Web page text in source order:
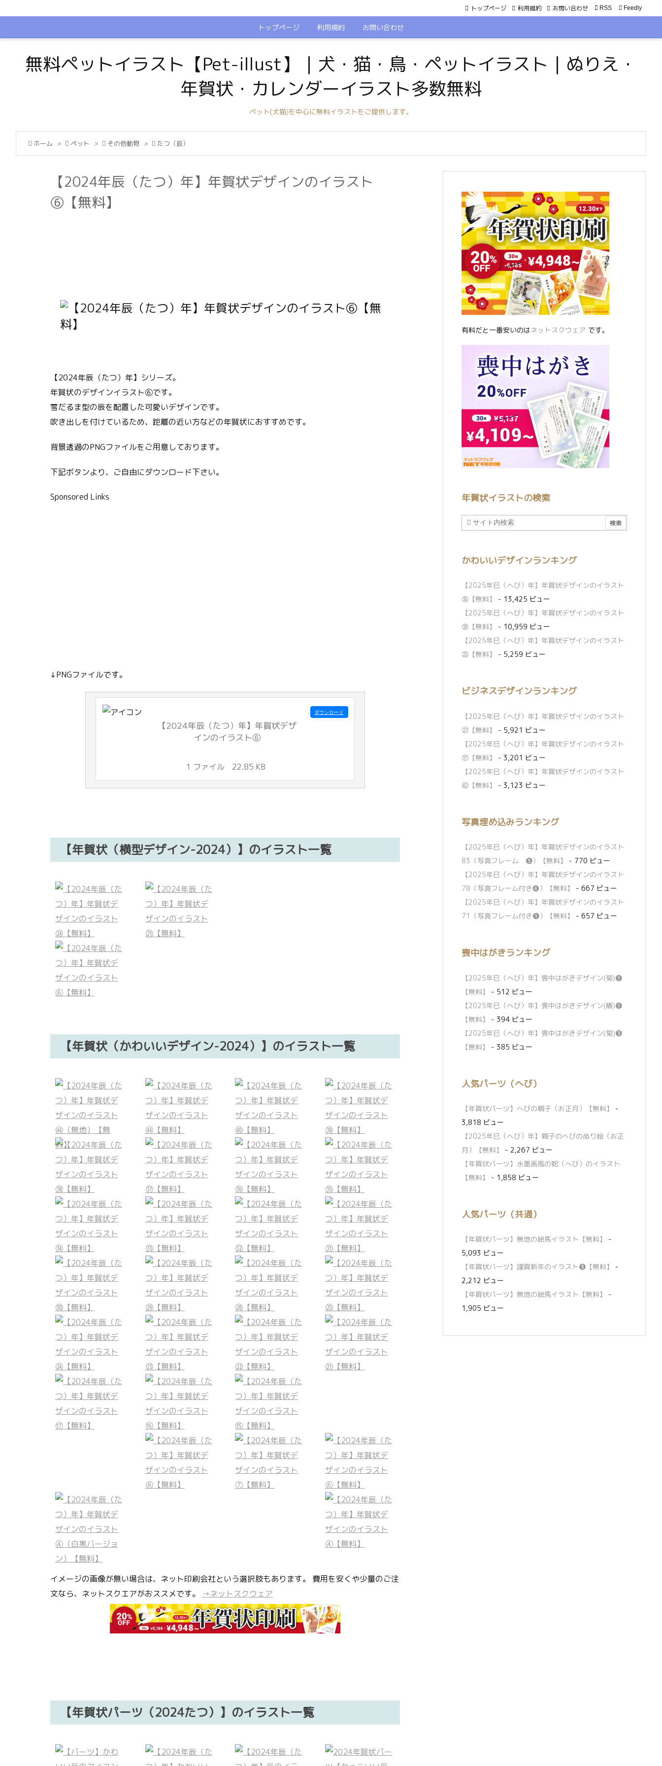
トップページ 利用規約 お問い合わせ
トップページ 利用規約 お問い合わせ  RSS Feedly
無料ペットイラスト【Pet-illust】｜犬・猫・鳥・ペットイラスト｜ぬりえ・
年賀状・カレンダーイラスト多数無料
ペット(犬猫)を中心に無料イラストをご提供します。
 ホーム >  ペット >  その他動物 >  たつ（辰）
【2024年辰（たつ）年】年賀状デザインのイラスト
⑥【無料】
【2024年辰（たつ）年】シリーズ。
年賀状のデザインイラスト⑥です。
雪だるま型の辰を配置した可愛いデザインです。
吹き出しを付けているため、距離の近い方などの年賀状におすすめです。
背景透過のPNGファイルをご用意しております。
下記ボタンより、ご自由にダウンロード下さい。
Sponsored Links
↓PNGファイルです。
【2024年辰（たつ）年】年賀状デザ
インのイラスト⑥
1 ファイル 22.85 KB
ダウンロード
【年賀状（横型デザイン-2024）】のイラスト一覧
【年賀状（かわいいデザイン-2024）】のイラスト一覧
イメージの画像が無い場合は、ネット印刷会社という選択肢もあります。 費用を安くや少量のご注
文なら、ネットスクエアがおススメです。
→ネットスクウェア
【年賀状パーツ（2024たつ）】のイラスト一覧
有料だと一番安いのはネットスクウェア です。
年賀状イラストの検索
かわいいデザインランキング
【2025年巳（へび）年】年賀状デザインのイラスト
㊱【無料】
- 13,425 ビュー
【2025年巳（へび）年】年賀状デザインのイラスト
㊳【無料】
- 10,959 ビュー
【2025年巳（へび）年】年賀状デザインのイラスト
㉒【無料】
- 5,259 ビュー
ビジネスデザインランキング
【2025年巳（へび）年】年賀状デザインのイラスト
㉗【無料】
- 5,921 ビュー
【2025年巳（へび）年】年賀状デザインのイラスト
⑰【無料】
- 3,201 ビュー
【2025年巳（へび）年】年賀状デザインのイラスト
㊷【無料】
- 3,123 ビュー
写真埋め込みランキング
【2025年巳（へび）年】年賀状デザインのイラスト
83（写真フレーム ❺）【無料】
- 770 ビュー
【2025年巳（へび）年】年賀状デザインのイラスト
78（写真フレーム付き❹）【無料】
- 667 ビュー
【2025年巳（へび）年】年賀状デザインのイラスト
71（写真フレーム付き❶）【無料】
- 657 ビュー
喪中はがきランキング
【2025年巳（へび）年】喪中はがきデザイン(菊)❶
【無料】
- 512 ビュー
【2025年巳（へび）年】喪中はがきデザイン(椿)❶
【無料】
- 394 ビュー
【2025年巳（へび）年】喪中はがきデザイン(菊)❸
【無料】
- 385 ビュー
人気パーツ（へび）
【年賀状パーツ】へびの親子（お正月）【無料】
-
3,818 ビュー
【2025年巳（へび）年】親子のへびのぬり絵（お正
月）【無料】
- 2,267 ビュー
【年賀状パーツ】水墨画風の蛇（へび）のイラスト
【無料】
- 1,858 ビュー
人気パーツ（共通）
【年賀状パーツ】無地の絵馬イラスト【無料】
-
5,093 ビュー
【年賀状パーツ】謹賀新年のイラスト❸【無料】
-
2,212 ビュー
【年賀状パーツ】無地の絵馬イラスト【無料】
-
1,905 ビュー